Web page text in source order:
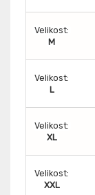
Velikost:
M
Velikost:
L
Velikost:
XL
Velikost:
XXL